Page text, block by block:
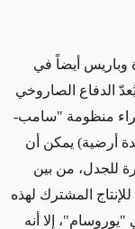
وباريس أيضاً في
الدفاع الصاروخي
منظومة "سامب-
أرضية) يمكن أن
بين
مزايا أخرى. ووقعت أنقرة عقداً في عام 2018 للإنتاج المشترك لهذه
إلا أنه